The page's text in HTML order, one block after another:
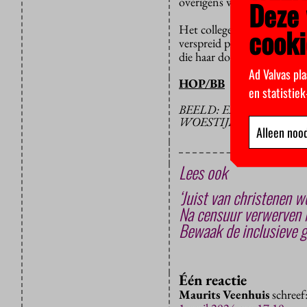
Het college van bestuur
verspreid persbericht.
die haar documentaire hier
HOP/BB
BEELD: EEN
WOESTIJN NABIJ
Lees ook
‘Juist van christenen
Na censuur
Bewaak de inclusieve
Één reactie
Maurits Veenhuisschreef:
Ad Valvas
en
Alleen